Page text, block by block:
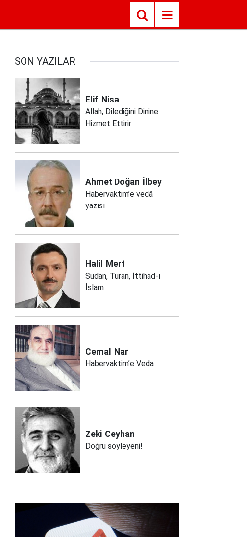
SON YAZILAR
Elif Nisa
Allah, Dilediğini Dinine
Hizmet Ettirir
Ahmet Doğan İlbey
Habervaktim’e vedâ
yazısı
Halil Mert
Sudan, Turan, İttihad-ı
İslam
Cemal Nar
Habervaktim’e Veda
Zeki Ceyhan
Doğru söyleyeni!